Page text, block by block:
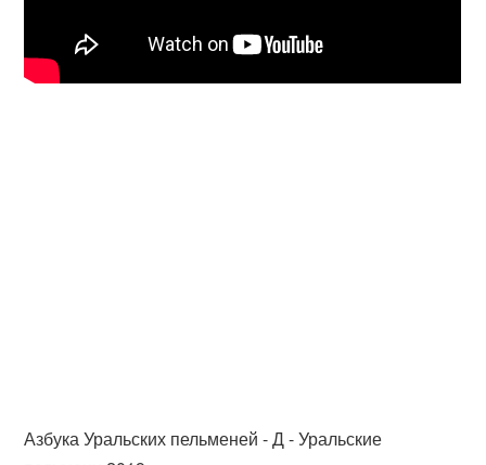
Азбука Уральских пельменей - Д - Уральские